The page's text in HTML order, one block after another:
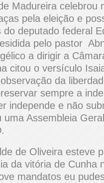
Madureira celebrou
pela eleição e
deputado federal
pelo pastor
a dirigir a
citou o versículo
da
sempre a
independe e não
Assembleia
de Oliveira esteve
da vitória de Cunha
mandatos eu